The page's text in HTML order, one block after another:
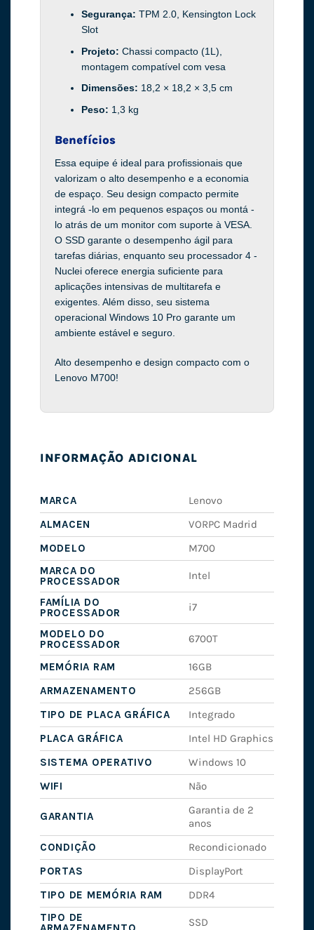
Segurança: TPM 2.0, Kensington Lock
Slot
Projeto: Chassi compacto (1L),
montagem compatível com vesa
Dimensões: 18,2 × 18,2 × 3,5 cm
Peso: 1,3 kg
Benefícios
Essa equipe é ideal para profissionais que
valorizam o alto desempenho e a economia
de espaço. Seu design compacto permite
integrá -lo em pequenos espaços ou montá -
lo atrás de um monitor com suporte à VESA.
O SSD garante o desempenho ágil para
tarefas diárias, enquanto seu processador 4 -
Nuclei oferece energia suficiente para
aplicações intensivas de multitarefa e
exigentes. Além disso, seu sistema
operacional Windows 10 Pro garante um
ambiente estável e seguro.
Alto desempenho e design compacto com o
Lenovo M700!
INFORMAÇÃO ADICIONAL
MARCA
Lenovo
ALMACEN
VORPC Madrid
MODELO
M700
MARCA DO
PROCESSADOR
Intel
FAMÍLIA DO
PROCESSADOR
i7
MODELO DO
PROCESSADOR
6700T
MEMÓRIA RAM
16GB
ARMAZENAMENTO
256GB
TIPO DE PLACA GRÁFICA
Integrado
PLACA GRÁFICA
Intel HD Graphics
SISTEMA OPERATIVO
Windows 10
WIFI
Não
GARANTIA
Garantia de 2
anos
CONDIÇÃO
Recondicionado
PORTAS
DisplayPort
TIPO DE MEMÓRIA RAM
DDR4
TIPO DE
SSD